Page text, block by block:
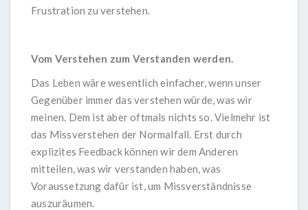
Frustration zu verstehen.
Vom Verstehen zum Verstanden werden.
Das Leben wäre wesentlich einfacher, wenn unser
Gegenüber immer das verstehen würde, was wir
meinen. Dem ist aber oftmals nichts so. Vielmehr ist
das Missverstehen der Normalfall. Erst durch
explizites Feedback können wir dem Anderen
mitteilen, was wir verstanden haben, was
Voraussetzung dafür ist, um Missverständnisse
auszuräumen.